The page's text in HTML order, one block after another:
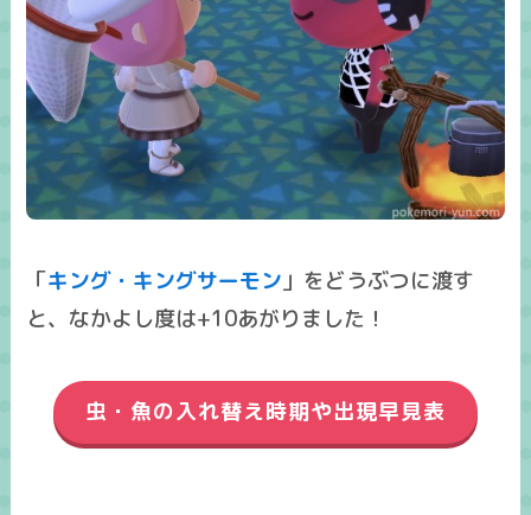
「キング・キングサーモン」をどうぶつに渡す
と、 なかよし度は+10あがりました！
虫・魚の入れ替え時期や出現早見表